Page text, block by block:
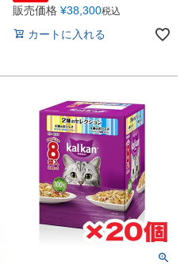
販売価格 ¥38,300税込
カートに入れる